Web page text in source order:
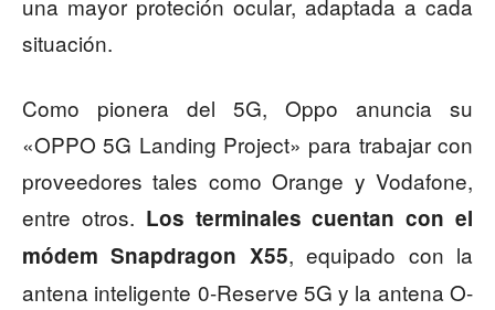
una mayor proteción ocular, adaptada a cada
situación.
Como pionera del 5G, Oppo anuncia su
«OPPO 5G Landing Project» para trabajar con
proveedores tales como Orange y Vodafone,
entre otros. Los terminales cuentan con el
módem Snapdragon X55, equipado con la
antena inteligente 0-Reserve 5G y la antena O-